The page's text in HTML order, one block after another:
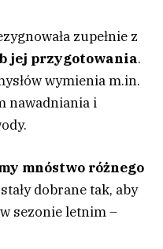
zupełnie z
jej przygotowania.
wymienia m.in.
nawadniania i
mnóstwo różnego
dobrane tak, aby
sezonie letnim –